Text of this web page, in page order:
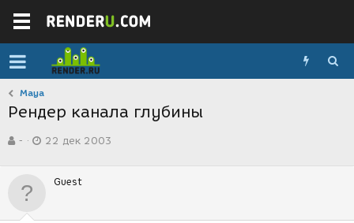
Maya
Рендер канала глубины
в
р
-
а
22 дек 2003
Guest